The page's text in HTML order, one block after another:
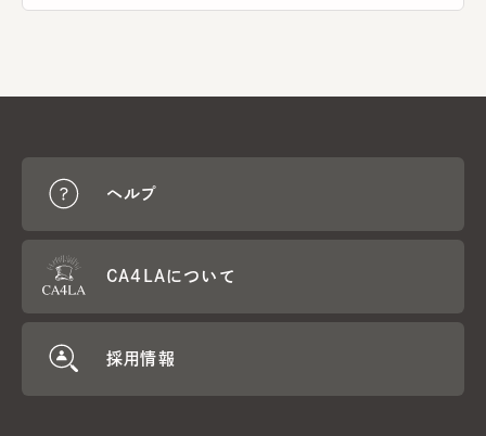
ヘルプ
CA4LAについて
採用情報